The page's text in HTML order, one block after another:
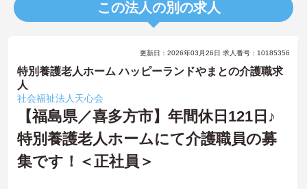
この法人の別の求人
更新日：2026年03月26日 求人番号：10185356
特別養護老人ホーム ハッピーランドやまとの介護職求
人
社会福祉法人天心会
【福島県／喜多方市】年間休日121日♪
特別養護老人ホームにて介護職員の募
集です！＜正社員＞